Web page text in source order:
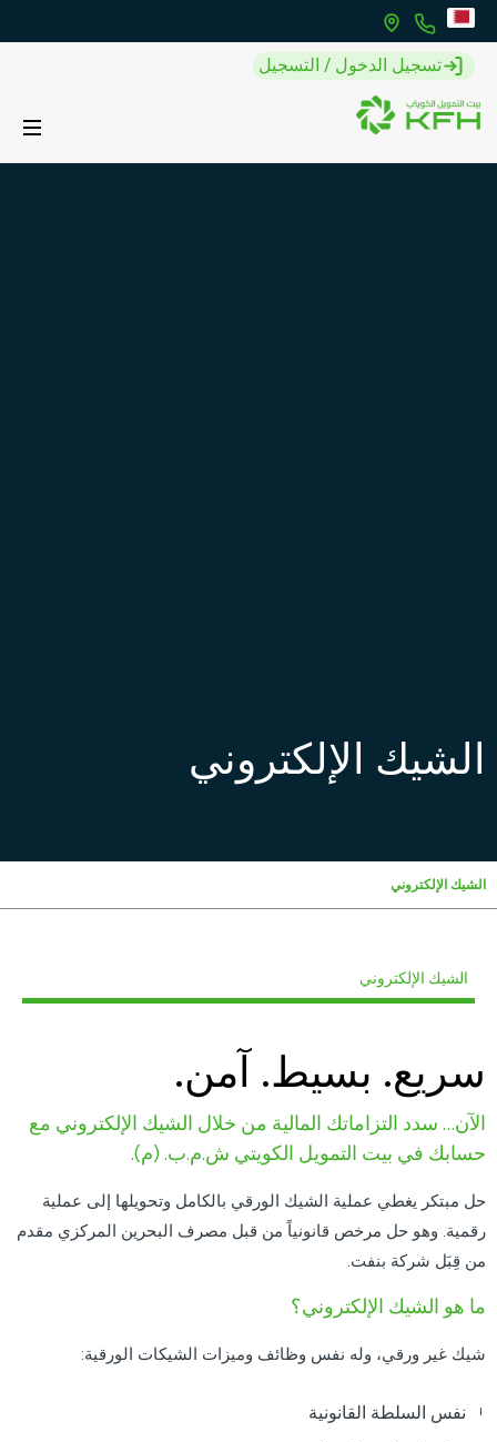
تسجيل الدخول / التسجيل
الشيك الإلكتروني
الشيك الإلكتروني
الشيك الإلكتروني
سريع. بسيط. آمن.
الآن… سدد التزاماتك المالية من خلال الشيك الإلكتروني مع
حسابك في بيت التمويل الكويتي ش.م.ب. (م).
حل مبتكر يغطي عملية الشيك الورقي بالكامل وتحويلها إلى عملية
رقمية. وهو حل مرخص قانونياً من قبل مصرف البحرين المركزي مقدم
من قِبَل شركة بنفت.
ما هو الشيك الإلكتروني؟
شيك غير ورقي، وله نفس وظائف وميزات الشيكات الورقية:
نفس السلطة القانونية